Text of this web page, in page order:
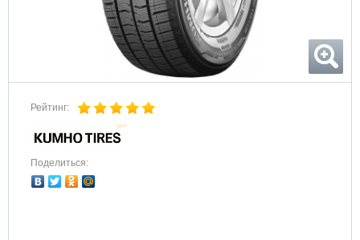
Рейтинг:
Поделиться: